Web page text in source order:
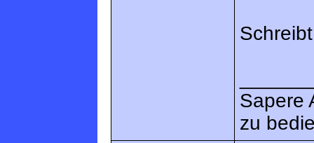
Sapere
zu